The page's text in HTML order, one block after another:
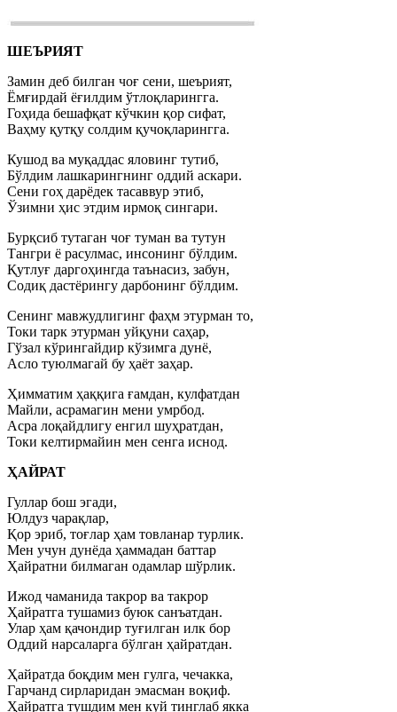
ШЕЪРИЯТ
Замин деб билган чоғ сени, шеърият,
Ёмғирдай ёғилдим ўтлоқларингга.
Гоҳида бешафқат кўчкин қор сифат,
Ваҳму қутқу солдим қучоқларингга.
Кушод ва муқаддас яловинг тутиб,
Бўлдим лашкарингнинг оддий аскари.
Сени гоҳ дарёдек тасаввур этиб,
Ўзимни ҳис этдим ирмоқ сингари.
Бурқсиб тутаган чоғ туман ва тутун
Тангри ё расулмас, инсонинг бўлдим.
Қутлуғ даргоҳингда таънасиз, забун,
Содиқ дастёрингу дарбонинг бўлдим.
Сенинг мавжудлигинг фаҳм этурман то,
Токи тарк этурман уйқуни саҳар,
Гўзал кўрингайдир кўзимга дунё,
Асло туюлмагай бу ҳаёт заҳар.
Ҳимматим ҳаққига ғамдан, кулфатдан
Майли, асрамагин мени умрбод.
Асра лоқайдлигу енгил шуҳратдан,
Токи келтирмайин мен сенга иснод.
ҲАЙРАТ
Гуллар бош эгади,
Юлдуз чарақлар,
Қор эриб, тоғлар ҳам товланар турлик.
Мен учун дунёда ҳаммадан баттар
Ҳайратни билмаган одамлар шўрлик.
Ижод чаманида такрор ва такрор
Ҳайратга тушамиз буюк санъатдан.
Улар ҳам қачондир туғилган илк бор
Оддий нарсаларга бўлган ҳайратдан.
Ҳайратда боқдим мен гулга, чечакка,
Гарчанд сирларидан эмасман воқиф.
Ҳайратга тушдим мен куй тинглаб якка